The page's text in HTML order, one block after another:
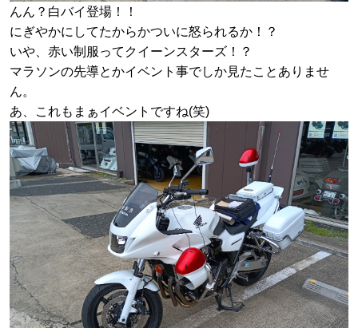
んん？白バイ登場！！
にぎやかにしてたからかついに怒られるか！？
いや、赤い制服ってクイーンスターズ！？
マラソンの先導とかイベント事でしか見たことありませ
ん。
あ、これもまぁイベントですね(笑)